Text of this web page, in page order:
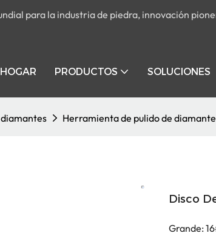
para la industria de piedra, innovación
HOGAR PRODUCTOS SOLUCIONES
Herramienta de pulido de
Disco
Grande: